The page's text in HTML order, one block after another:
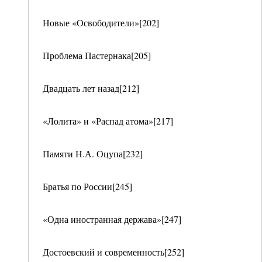
Новые «Освободители»[202]
Проблема Пастернака[205]
Двадцать лет назад[212]
«Лолита» и «Распад атома»[217]
Памяти Н.А. Оцупа[232]
Братья по России[245]
«Одна иностранная держава»[247]
Достоевский и современность[252]